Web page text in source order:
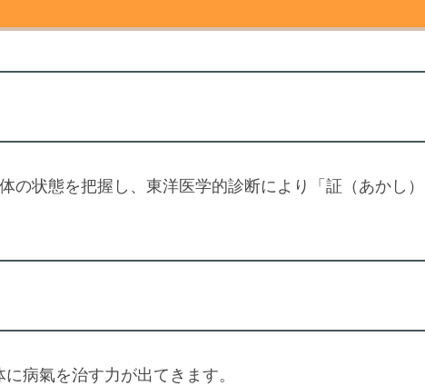
の状態を把握し、東洋医学的診断により「証（あかし
病氣を治す力が出てきます。